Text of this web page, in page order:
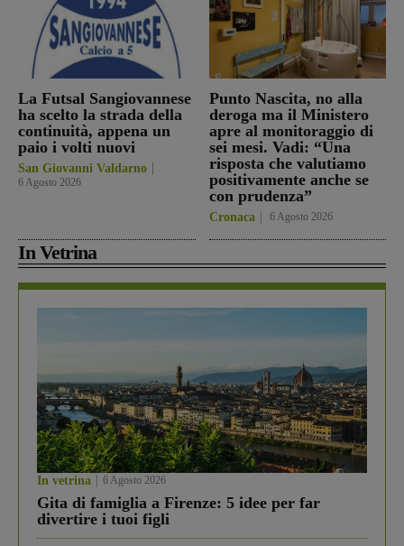
La Futsal Sangiovannese
ha scelto la strada della
continuità, appena un
paio i volti nuovi
San Giovanni Valdarno
6 Agosto 2026
Punto Nascita, no alla
deroga ma il Ministero
apre al monitoraggio di
sei mesi. Vadi: “Una
risposta che valutiamo
positivamente anche se
con prudenza”
Cronaca 6 Agosto 2026
In Vetrina
In vetrina 6 Agosto 2026
Gita di famiglia a Firenze: 5 idee per far
divertire i tuoi figli